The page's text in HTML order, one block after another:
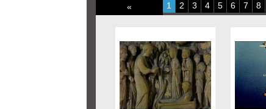
« 1 2 3 4 5 6 7 8